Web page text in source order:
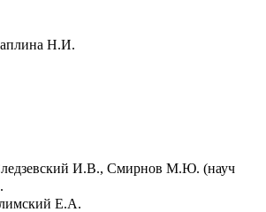
Н.И.
И.В., Смирнов М.Ю. (науч
Е.А.